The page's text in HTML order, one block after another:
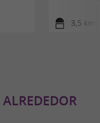
3,5 km
ALREDEDOR